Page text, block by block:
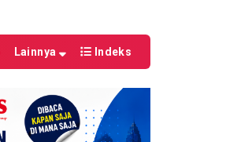
Lainnya Indeks